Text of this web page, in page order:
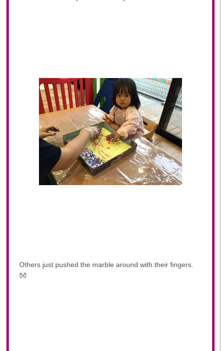
Others just pushed the marble around with their fingers.
👐